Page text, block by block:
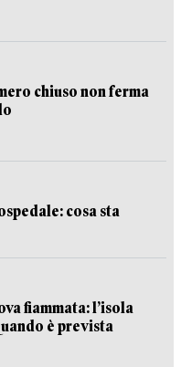
chiuso non ferma
cosa sta
fiammata: l’isola
è prevista